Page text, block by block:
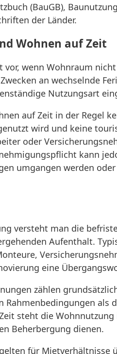
(BauGB),
der Länder.
Wohnen auf Zeit
vor, wenn Wohnraum
an wechselnde
Nutzungsart
auf Zeit in der Regel
wird und keine
oder
kann
umgangen werden
versteht man die
Aufenthalt.
eine
zählen
Rahmenbedingungen als
steht die
Beherbergung dienen.
gelten für